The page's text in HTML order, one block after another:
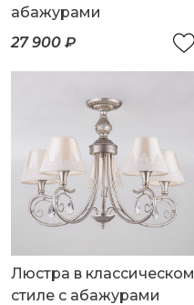
абажурами
27 900 ₽
Люстра в классическом
стиле с абажурами